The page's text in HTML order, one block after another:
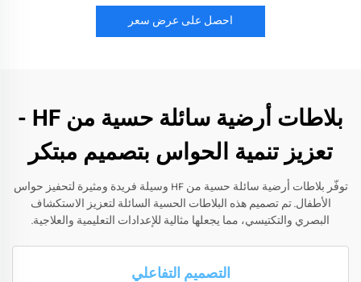
احصل على عرض سعر
بلاطات أرضية سائلة حسية من HF -
تعزيز تنمية الحواس بتصميم مبتكر
توفّر بلاطات أرضية سائلة حسية من HF وسيلة فريدة ومثيرة لتحفيز حواس
الأطفال. تم تصميم هذه البلاطات الحسية السائلة لتعزيز الاستكشاف
البصري والتكتيسي، مما يجعلها مثالية للإعدادات التعليمية والعلاجية.
التصميم التفاعلي